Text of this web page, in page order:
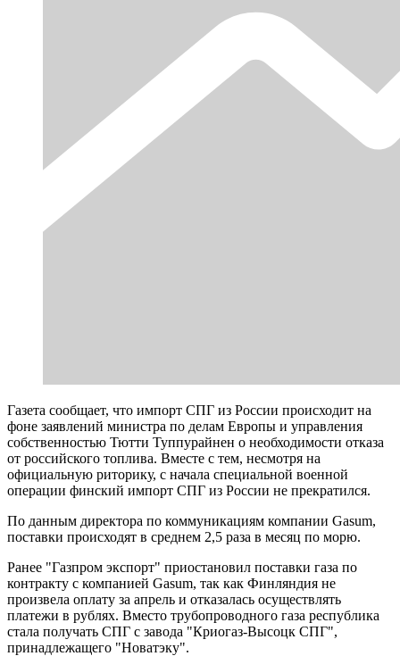
Газета сообщает, что импорт СПГ из России происходит на
фоне заявлений министра по делам Европы и управления
собственностью Тютти Туппурайнен о необходимости отказа
от российского топлива. Вместе с тем, несмотря на
официальную риторику, с начала специальной военной
операции финский импорт СПГ из России не прекратился.
По данным директора по коммуникациям компании Gasum,
поставки происходят в среднем 2,5 раза в месяц по морю.
Ранее "Газпром экспорт" приостановил поставки газа по
контракту с компанией Gasum, так как Финляндия не
произвела оплату за апрель и отказалась осуществлять
платежи в рублях. Вместо трубопроводного газа республика
стала получать СПГ с завода "Криогаз-Высоцк СПГ",
принадлежащего "Новатэку".